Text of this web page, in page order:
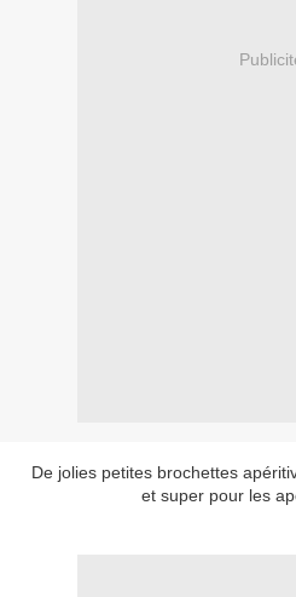
De jolies petites brochettes
et super pour les